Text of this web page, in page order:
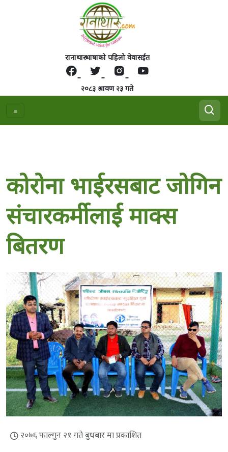
रानाथारु भाषाको पहिलो वेवासईत
२०८३ श्रावण २३ गते
कोरोना भाईरसबाट जोगिन
संचारकर्मीलाई माक्स
बितरण
२०७६ फाल्गुन २१ गते बुधबार मा प्रकाशित